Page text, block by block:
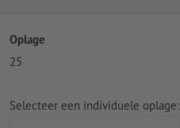
Oplage
25
Selecteer een individuele oplage: